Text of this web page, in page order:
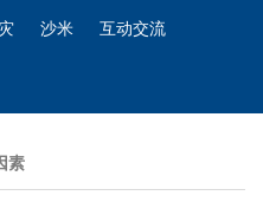
沙米 互动交流
素